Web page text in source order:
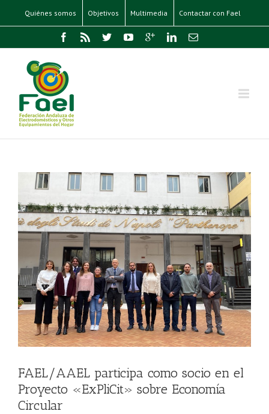
Quiénes somos Objetivos Multimedia Contactar con Fael
FAEL/AAEL participa como socio en el
Proyecto «ExPliCit» sobre Economía
Circular